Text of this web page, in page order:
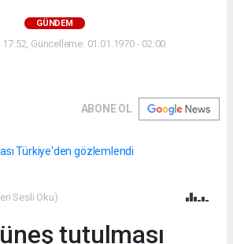
GÜNDEM
17:52, Güncelleme: 01.01.1970 - 02:00
ABONE OL
Sesli Oku)
tutulması